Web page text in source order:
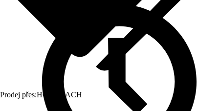
Prodej přes:HORNBACH